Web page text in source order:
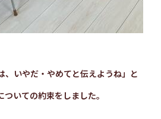
、いやだ・やめてと伝えようね」と
ついての約束をしました。